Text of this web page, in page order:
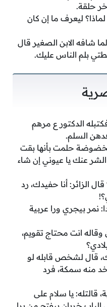
حلقة.
ليعرف ما إن كان
شافه الابن الصغير قال
بلم الناس عليك.
الدكتور ع مرهم
السلم.
حلمت بأنها بقت
الشر عنك يا عيوني إن شاء
الزائر: أنا حفيدك، رد
بيجري ورا عربية
انت محتاج تقويم،
قال لشخص قابله لو
منه سمكة، فرد
قالتله: يا سلام على